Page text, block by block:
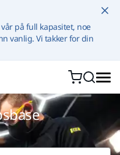
på full kapasitet, noe
vanlig. Vi takker for din